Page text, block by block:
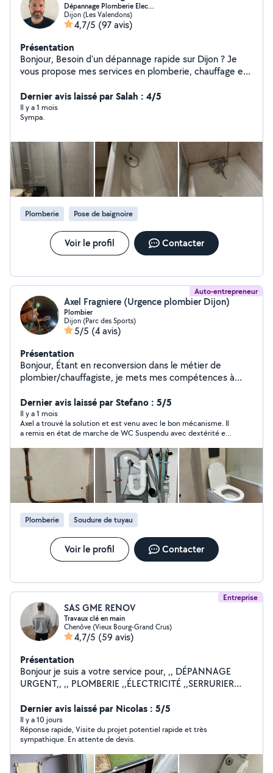
Dépannage Plomberie Elec…
Dijon (Les Valendons)
4,7/5 (97 avis)
Présentation
Bonjour, Besoin d'un dépannage rapide sur Dijon ? Je
vous propose mes services en plomberie, chauffage et
Dépannage rapide : Fuite d'eau / problème de
plomberie Panne électrique / disjoncteur / prises
Chauffage en panne / radiateur / Mes engagements :
propre et efficace Conseils professionnels Tarifs clairs
Professionnel en portage salarial : Facture fournie
Assurance professionnelle Prestation déclarée Zone :
Dijon et alentours Disponible immédiatement
contactez-moi pour un devis rapide !
Dernier avis laissé par Salah : 4/5
Il y a 1 mois
Sympa.
Plomberie Pose de baignoire
Voir le profil Contacter
Auto-entrepreneur
Axel Fragniere (Urgence plombier Dijon)
Plombier
Dijon (Parc des Sports)
5/5 (4 avis)
Présentation
Bonjour, Étant en reconversion dans le métier de
plombier/chauffagiste, je mets mes compétences à
polyvalent, je suis également à l'aise dans différents
domaines afin de m'adapter au mieux à vos demandes.
N'hésitez pas à me contacter ! Au plaisir, Axel
Dernier avis laissé par Stefano : 5/5
Il y a 1 mois
Axel a trouvé la solution et est venu avec le bon mécanisme. Il
a remis en état de marche de WC Suspendu avec dextérité et
des anciens mécanisme Nous sommes vraiment satisfaits et
nous Recommandons Prix correct vu le Travail effectué
Sympathique et soigneux ! Bravo à lui ! nous n'hésiterons pas à
faire appel à lui si Besoin
Plomberie Soudure de tuyau
Voir le profil Contacter
Entreprise
SAS GME RENOV
Travaux clé en main
Chenôve (Vieux Bourg-Grand Crus)
4,7/5 (59 avis)
Présentation
Bonjour je suis a votre service pour, ,, DÉPANNAGE
URGENT,, ,, PLOMBERIE ,,ÉLECTRICITÉ ,,SERRURIER
,,POSE DE PARQUET ,,MONTAGE DES MEUBLES EN KIT
,,POSE DE CUISINE ,,CARRELAGE ,,MAÇONNERIE
,,POSE VELUX ,,POSE PORTE ET FENÊTRE INTÉRIEUR
EXTÉRIEUR ,,DÉPANNAGE EN TOUT PROBLÈME
,,DÉMOLITION / Enlèvement gravats ,,TOUT CORPS DE
MÉTIER Tout les jours 7j/7 jours férié également
Dernier avis laissé par Nicolas : 5/5
Il y a 10 jours
Réponse rapide, Visite du projet potentiel rapide et très
sympathique. En attente de devis.